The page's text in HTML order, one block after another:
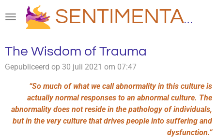
direct
de
hoofdinhoud
SENTIMENTAAL
The Wisdom of Trauma
Gepubliceerd op 30 juli 2021 om 07:47
“So much of what we call abnormality in this culture is
actually normal responses to an abnormal culture. The
abnormality does not reside in the pathology of individuals,
but in the very culture that drives people into suffering and
dysfunction.”